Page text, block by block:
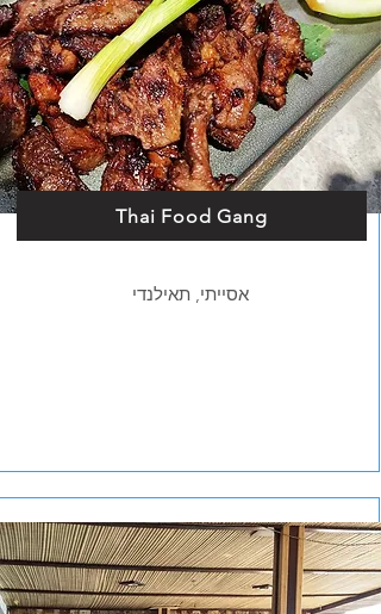
Thai Food Gang
אסייתי, תאילנדי